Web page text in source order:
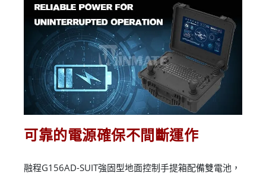
可靠的電源確保不間斷運作
融程G156AD-SUIT強固型地面控制手提箱配備雙電池，